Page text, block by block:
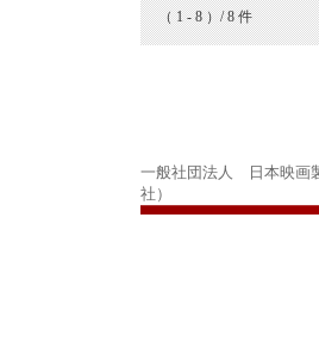
（ 1 - 8 ）/ 8 件
一般社団法人 日本映画
社）